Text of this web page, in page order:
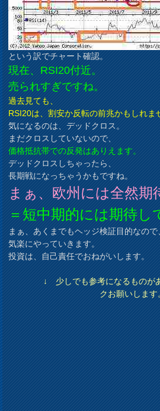
という訳でチャート確認。
現在、RSI20付近。
売られすぎですね。
過去見ても、
RSI20は、割安か反転の前兆かもしれま
気になるのは、デッドクロス。
まだクロスしていないので、
価格抵抗帯での反発はありえます。
デッドクロスしちゃったら、
長期戦になっちゃうかもですね。
まぁ、欧州には全然期
＝短中期的には期待し
まぁ、あくまでもヘッジ検証目的なので
気楽にやっていきます。
投資は、自己責任でおねがいします。
↓ 少しでも参考になるものがあ
クお願いします